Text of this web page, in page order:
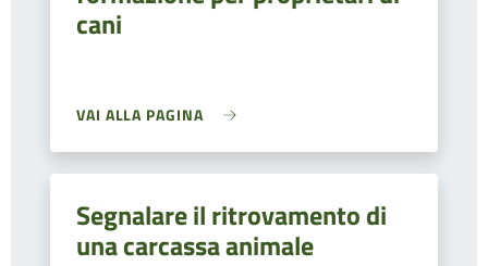
cani
VAI ALLA PAGINA
Segnalare il ritrovamento di
una carcassa animale